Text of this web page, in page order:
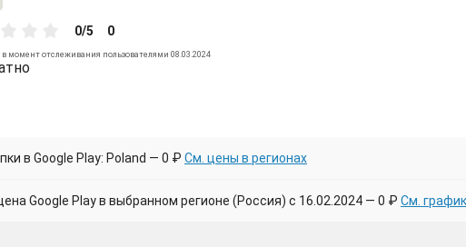
0/5 0
в момент отслеживания пользователями 08.03.2024
в Google Play: Poland — 0 ₽ См. цены в регионах
Google Play в выбранном регионе (Россия) с 16.02.2024 — 0 ₽ См. график